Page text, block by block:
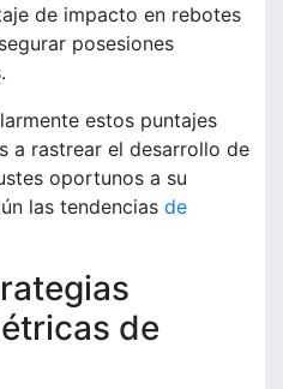
de impacto en rebotes
posesiones
estos puntajes
a rastrear el desarrollo de
oportunos a su
las tendencias de
de